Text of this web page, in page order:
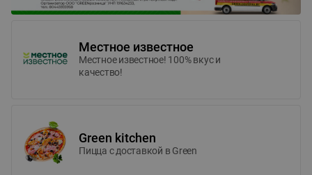
Местное известное
Местное известное! 100% вкус и
качество!
Green kitchen
Пицца c доставкой в Green